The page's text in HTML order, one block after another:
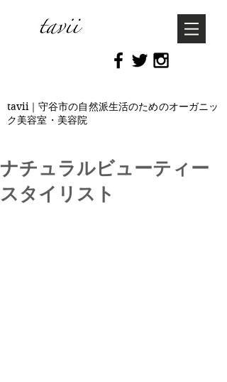
tavii｜守谷市の自然派生活のためのオーガニッ
ク美容室・美容院
ナチュラルビューティー
スタイリスト